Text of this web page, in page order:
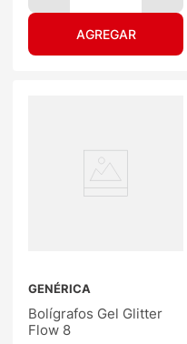
GENÉRICA
Bolígrafos Gel Glitter
Flow 8